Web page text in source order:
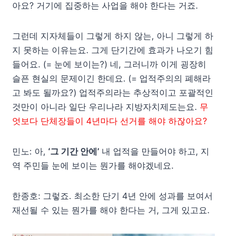
아요? 거기에 집중하는 사업을 해야 한다는 거죠.
그런데 지자체들이 그렇게 하지 않는, 아니 그렇게 하
지 못하는 이유는요. 그게 단기간에 효과가 나오기 힘
들어요. (= 눈에 보이는?) 네, 그러니까 이게 굉장히
슬픈 현실의 문제이긴 한데요. (= 업적주의의 폐해라
고 봐도 될까요?) 업적주의라는 추상적이고 포괄적인
것만이 아니라 일단 우리나라 지방자치제도는요. 무
엇보다 단체장들이 4년마다 선거를 해야 하잖아요?
민노: 아, ‘그 기간 안에’ 내 업적을 만들어야 하고, 지
역 주민들 눈에 보이는 뭔가를 해야겠네요.
한종호: 그렇죠. 최소한 단기 4년 안에 성과를 보여서
재선될 수 있는 뭔가를 해야 한다는 거, 그게 있고요.